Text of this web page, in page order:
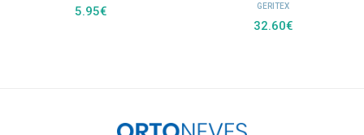
5.95€ GERITEX
32.60€